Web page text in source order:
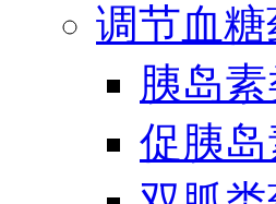
调节血糖
胰岛
促胰